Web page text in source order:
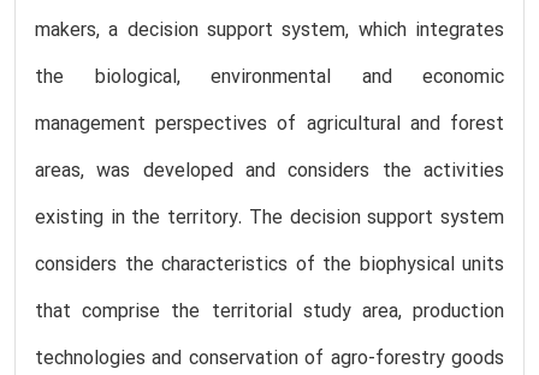
makers, a decision support system, which integrates
the biological, environmental and economic
management perspectives of agricultural and forest
areas, was developed and considers the activities
existing in the territory. The decision support system
considers the characteristics of the biophysical units
that comprise the territorial study area, production
technologies and conservation of agro-forestry goods